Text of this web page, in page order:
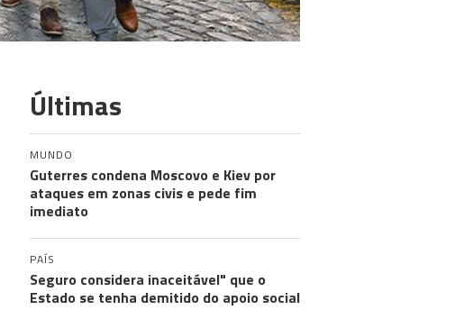
Últimas
MUNDO
Guterres condena Moscovo e Kiev por
ataques em zonas civis e pede fim
imediato
PAÍS
Seguro considera inaceitável" que o
Estado se tenha demitido do apoio social